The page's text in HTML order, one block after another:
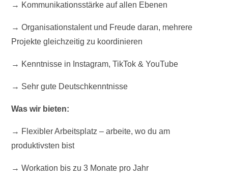
→ Kommunikationsstärke auf allen Ebenen
→ Organisationstalent und Freude daran, mehrere
Projekte gleichzeitig zu koordinieren
→ Kenntnisse in Instagram, TikTok & YouTube
→ Sehr gute Deutschkenntnisse
Was wir bieten:
→ Flexibler Arbeitsplatz – arbeite, wo du am
produktivsten bist
→ Workation bis zu 3 Monate pro Jahr